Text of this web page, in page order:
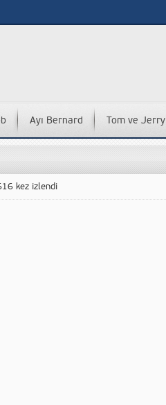
Ayı Bernard Tom ve Jerry
kez izlendi